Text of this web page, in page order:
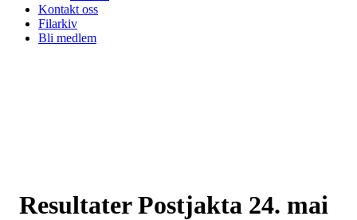
Kontakt oss
Filarkiv
Bli medlem
Resultater Postjakta 24. mai